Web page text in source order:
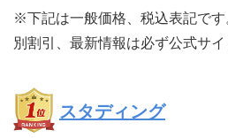
※下記は一般価格、税込表記で
別割引、最新情報は必ず公式サイ
スタディング